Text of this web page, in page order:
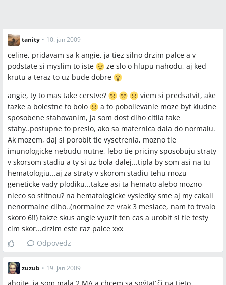
Huliková, Petriľáková, Strýčková, Sedliak, Hezelová, Pálová,
Rozpravka, Nevicka, Dankovcik, Melichova, Košice, Martin,
Prešov (PO), Praha‑Podolí, Ružinov, Lúbochňa, Rastislavka,
Jazero, Tatry
tanity • 10. jan 2009
celine, pridavam sa k angie, ja tiez silno drzim palce a v
podstate si myslim to iste
ze slo o hlupu nahodu, aj ked
krutu a teraz to uz bude dobre
angie, ty to mas take cerstve?
viem si predsatvit, ake
tazke a bolestne to bolo
a to pobolievanie moze byt kludne
sposobene stahovanim, ja som dost dlho citila take
stahy..postupne to preslo, ako sa maternica dala do normalu.
Ak mozem, daj si porobit tie vysetrenia, mozno tie
imunologicke nebudu nutne, lebo tie priciny sposobuju straty
v skorsom stadiu a ty si uz bola dalej...tipla by som asi na tu
hematologiu...aj za straty v skorom stadiu tehu mozu
geneticke vady plodiku...takze asi ta hemato alebo mozno
nieco so stitnou? na hematologicke vysledky sme aj my cakali
nenormalne dlho..(normalne ze vrak 3 mesiace, nam to trvalo
skoro 6!!) takze skus angie vyuzit ten cas a urobit si tie testy
cim skor...drzim este raz palce xxx
Odpovedz
zuzub • 19. jan 2009